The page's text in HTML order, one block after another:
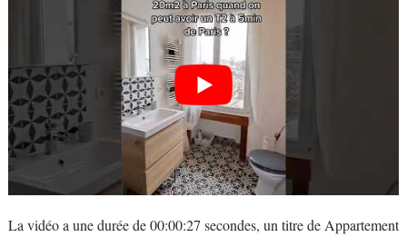
La vidéo a une durée de 00:00:27 secondes, un titre de Appartement